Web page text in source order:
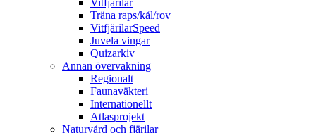
Träna raps/kål/rov
VitfjärilarSpeed
Juvela vingar
Quizarkiv
Annan övervakning
Regionalt
Faunaväkteri
Internationellt
Atlasprojekt
Naturvård och fjärilar